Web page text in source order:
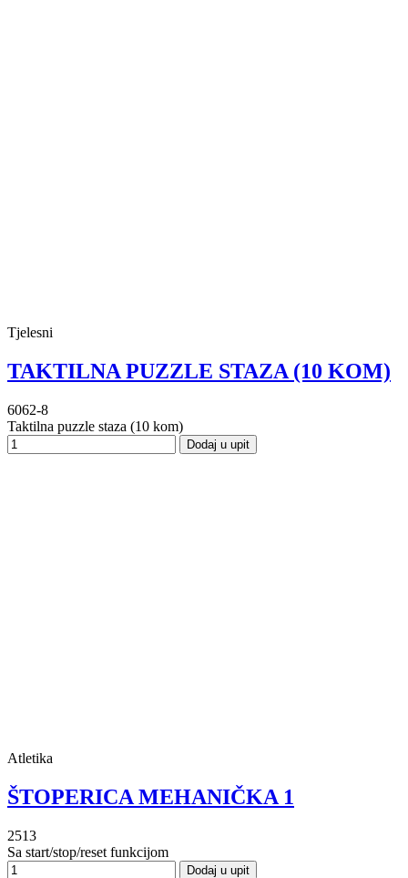
Tjelesni
TAKTILNA PUZZLE STAZA (10 KOM)
6062-8
Taktilna puzzle staza (10 kom)
Dodaj u upit
Atletika
ŠTOPERICA MEHANIČKA 1
2513
Sa start/stop/reset funkcijom
Dodaj u upit